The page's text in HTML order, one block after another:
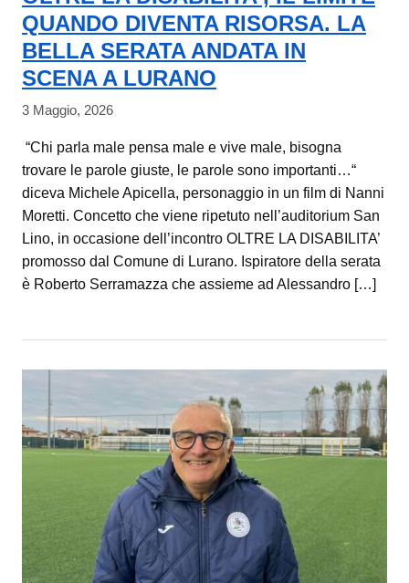
QUANDO DIVENTA RISORSA. LA
BELLA SERATA ANDATA IN
SCENA A LURANO
3 Maggio, 2026
“Chi parla male pensa male e vive male, bisogna
trovare le parole giuste, le parole sono importanti…“
diceva Michele Apicella, personaggio in un film di Nanni
Moretti. Concetto che viene ripetuto nell’auditorium San
Lino, in occasione dell’incontro OLTRE LA DISABILITA’
promosso dal Comune di Lurano. Ispiratore della serata
è Roberto Serramazza che assieme ad Alessandro […]